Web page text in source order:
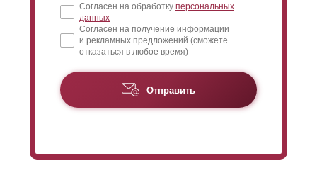
Согласен на обработку персональных
данных
Согласен на получение информации
и рекламных предложений (сможете
отказаться в любое время)
Отправить